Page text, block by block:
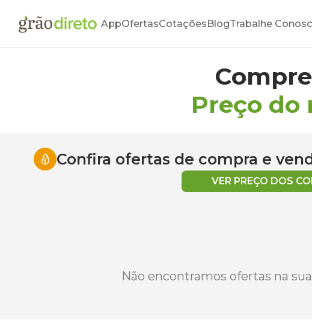
AppOfertasCotaçõesBlogTrabalhe
Preço do
Confira ofertas de compra e
VER PREÇO DOS
Não encontramos ofertas na